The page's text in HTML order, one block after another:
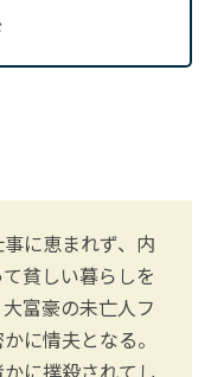
に恵まれず、内
貧しい暮らしを
富豪の未亡人フ
に情夫となる。
に撲殺されてし